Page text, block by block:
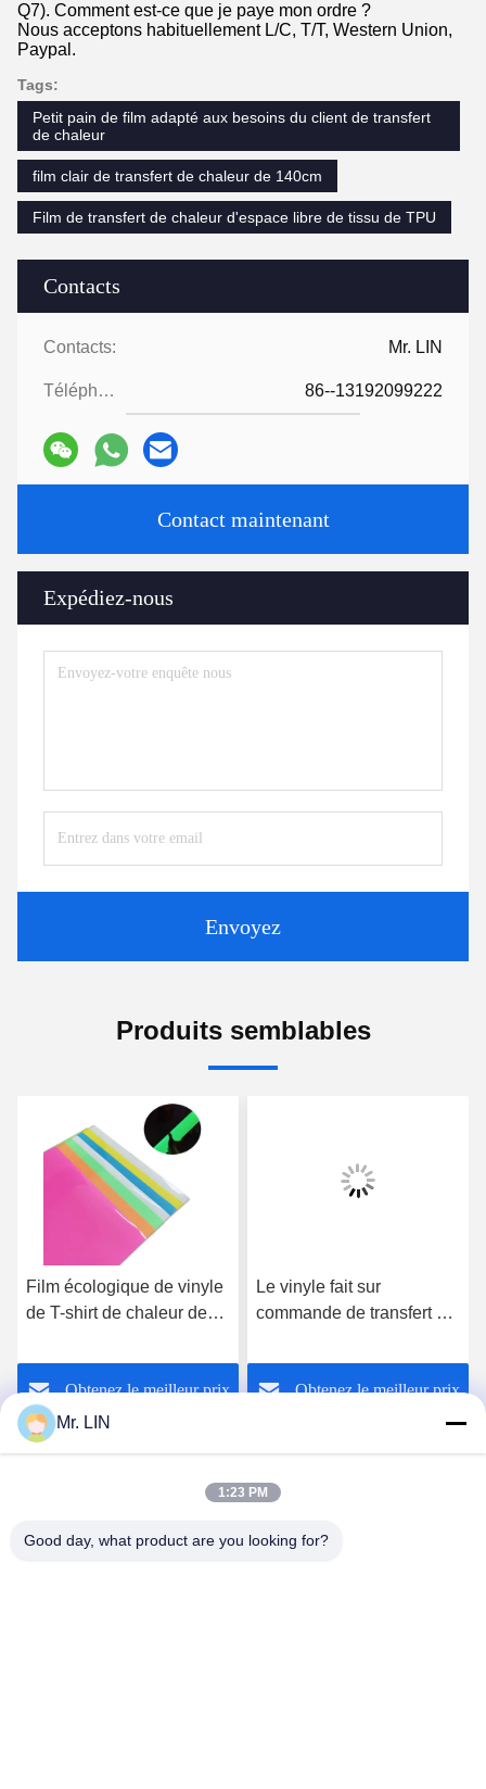
Contacts
Contacts: Mr. LIN
Téléphone: 86--13192099222
Contact maintenant
Expédiez-nous
Envoyez
Q7). Comment est-ce que je paye mon ordre ?
Nous acceptons habituellement L/C, T/T, Western Union,
Paypal.
Tags:
Petit pain de film adapté aux besoins du client de transfert
de chaleur
film clair de transfert de chaleur de 140cm
Film de transfert de chaleur d'espace libre de tissu de TPU
Produits semblables
Film écologique de vinyle
de T-shirt de chaleur de
transfert
Obtenez le meilleur prix
Le vinyle fait sur
commande de transfert de
couvre pour le tissu de
textileObtenez le meilleur prix
Guangdong Jinhonghai New Material
Mr. LIN
1:23 PM
Good day, what product are you looking for?